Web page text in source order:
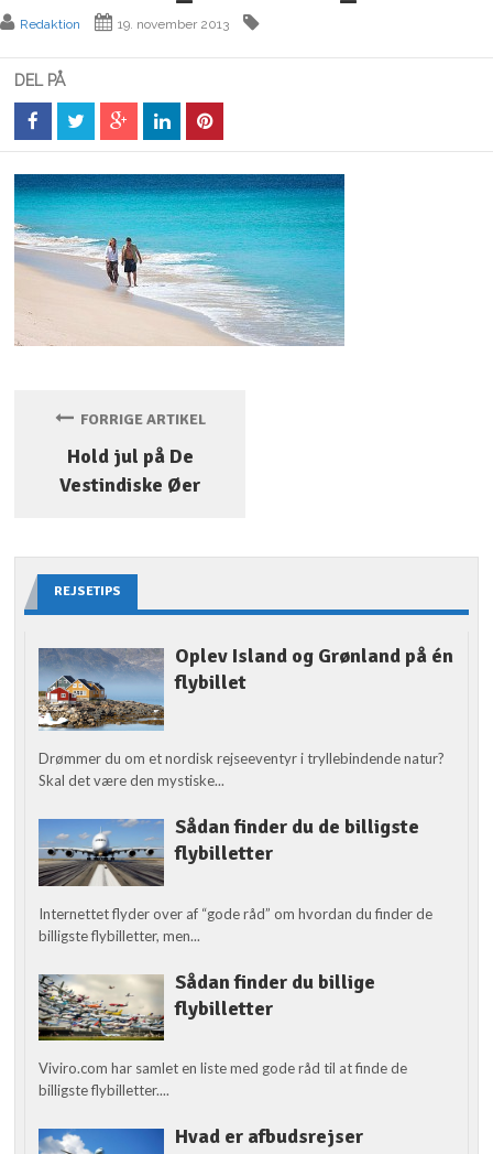
Redaktion 19. november 2013
DEL PÅ
FORRIGE ARTIKEL
Hold jul på De
Vestindiske Øer
REJSETIPS
Oplev Island og Grønland på én
flybillet
Drømmer du om et nordisk rejseeventyr i tryllebindende natur?
Skal det være den mystiske...
Sådan finder du de billigste
flybilletter
Internettet flyder over af “gode råd” om hvordan du finder de
billigste flybilletter, men...
Sådan finder du billige
flybilletter
Viviro.com har samlet en liste med gode råd til at finde de
billigste flybilletter....
Hvad er afbudsrejser